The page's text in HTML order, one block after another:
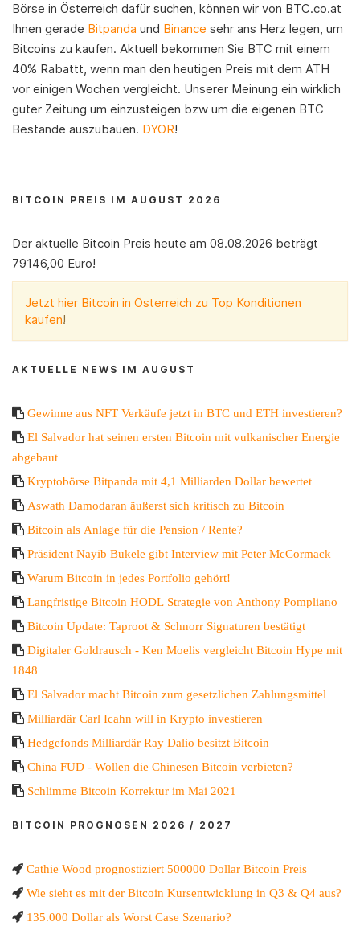
Börse in Österreich dafür suchen, können wir von BTC.co.at
Ihnen gerade Bitpanda und Binance sehr ans Herz legen, um
Bitcoins zu kaufen. Aktuell bekommen Sie BTC mit einem
40% Rabattt, wenn man den heutigen Preis mit dem ATH
vor einigen Wochen vergleicht. Unserer Meinung ein wirklich
guter Zeitung um einzusteigen bzw um die eigenen BTC
Bestände auszubauen. DYOR!
BITCOIN PREIS IM AUGUST 2026
Der aktuelle Bitcoin Preis heute am 08.08.2026 beträgt
79146,00 Euro!
Jetzt hier Bitcoin in Österreich zu Top Konditionen
kaufen!
AKTUELLE NEWS IM AUGUST
Gewinne aus NFT Verkäufe jetzt in BTC und ETH investieren?
El Salvador hat seinen ersten Bitcoin mit vulkanischer Energie
abgebaut
Kryptobörse Bitpanda mit 4,1 Milliarden Dollar bewertet
Aswath Damodaran äußerst sich kritisch zu Bitcoin
Bitcoin als Anlage für die Pension / Rente?
Präsident Nayib Bukele gibt Interview mit Peter McCormack
Warum Bitcoin in jedes Portfolio gehört!
Langfristige Bitcoin HODL Strategie von Anthony Pompliano
Bitcoin Update: Taproot & Schnorr Signaturen bestätigt
Digitaler Goldrausch - Ken Moelis vergleicht Bitcoin Hype mit
1848
El Salvador macht Bitcoin zum gesetzlichen Zahlungsmittel
Milliardär Carl Icahn will in Krypto investieren
Hedgefonds Milliardär Ray Dalio besitzt Bitcoin
China FUD - Wollen die Chinesen Bitcoin verbieten?
Schlimme Bitcoin Korrektur im Mai 2021
BITCOIN PROGNOSEN 2026 / 2027
Cathie Wood prognostiziert 500000 Dollar Bitcoin Preis
Wie sieht es mit der Bitcoin Kursentwicklung in Q3 & Q4 aus?
135.000 Dollar als Worst Case Szenario?